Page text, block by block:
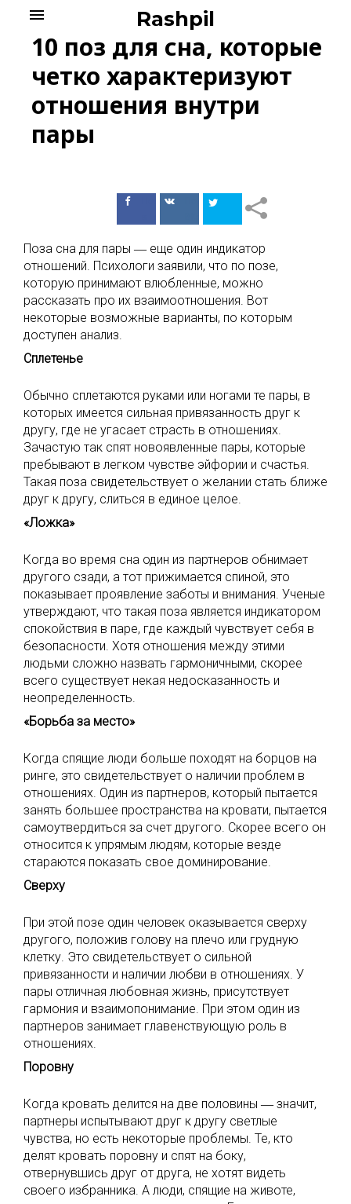
content
Rashpil
menu
10 поз для сна, которые
четко характеризуют
отношения внутри
пары
ПоделитьсяПоделиться
Поза сна для пары ― еще один индикатор
отношений. Психологи заявили, что по позе,
которую принимают влюбленные, можно
рассказать про их взаимоотношения. Вот
некоторые возможные варианты, по которым
доступен анализ.
Сплетенье
Обычно сплетаются руками или ногами те пары, в
которых имеется сильная привязанность друг к
другу, где не угасает страсть в отношениях.
Зачастую так спят новоявленные пары, которые
пребывают в легком чувстве эйфории и счастья.
Такая поза свидетельствует о желании стать ближе
друг к другу, слиться в единое целое.
«Ложка»
Когда во время сна один из партнеров обнимает
другого сзади, а тот прижимается спиной, это
показывает проявление заботы и внимания. Ученые
утверждают, что такая поза является индикатором
спокойствия в паре, где каждый чувствует себя в
безопасности. Хотя отношения между этими
людьми сложно назвать гармоничными, скорее
всего существует некая недосказанность и
неопределенность.
«Борьба за место»
Когда спящие люди больше походят на борцов на
ринге, это свидетельствует о наличии проблем в
отношениях. Один из партнеров, который пытается
занять большее пространства на кровати, пытается
самоутвердиться за счет другого. Скорее всего он
относится к упрямым людям, которые везде
стараются показать свое доминирование.
Сверху
При этой позе один человек оказывается сверху
другого, положив голову на плечо или грудную
клетку. Это свидетельствует о сильной
привязанности и наличии любви в отношениях. У
пары отличная любовная жизнь, присутствует
гармония и взаимопонимание. При этом один из
партнеров занимает главенствующую роль в
отношениях.
Поровну
Когда кровать делится на две половины ― значит,
партнеры испытывают друг к другу светлые
чувства, но есть некоторые проблемы. Те, кто
делят кровать поровну и спят на боку,
отвернувшись друг от друга, не хотят видеть
своего избранника. А люди, спящие на животе,